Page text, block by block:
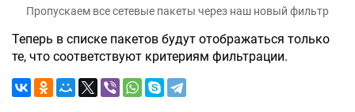
Пропускаем все сетевые пакеты через наш новый фильтр
Теперь в списке пакетов будут отображаться только
те, что соответствуют критериям фильтрации.